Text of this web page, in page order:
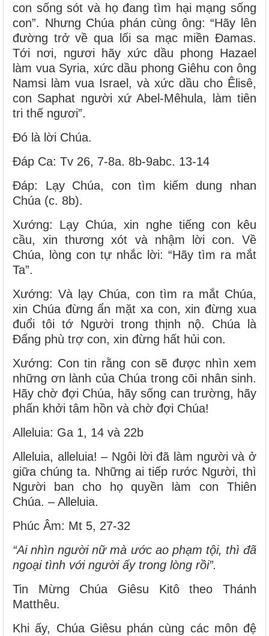
con sống sót và họ đang tìm hại mạng sống
con”. Nhưng Chúa phán cùng ông: “Hãy lên
đường trở về qua lối sa mạc miền Ðamas.
Tới nơi, ngươi hãy xức dầu phong Hazael
làm vua Syria, xức dầu phong Giêhu con ông
Namsi làm vua Israel, và xức dầu cho Êlisê,
con Saphat người xứ Abel-Mêhula, làm tiên
tri thế ngươi”.
Ðó là lời Chúa.
Ðáp Ca: Tv 26, 7-8a. 8b-9abc. 13-14
Ðáp: Lạy Chúa, con tìm kiếm dung nhan
Chúa (c. 8b).
Xướng: Lạy Chúa, xin nghe tiếng con kêu
cầu, xin thương xót và nhậm lời con. Về
Chúa, lòng con tự nhắc lời: “Hãy tìm ra mắt
Ta”.
Xướng: Và lạy Chúa, con tìm ra mắt Chúa,
xin Chúa đừng ẩn mặt xa con, xin đừng xua
đuổi tôi tớ Người trong thịnh nộ. Chúa là
Ðấng phù trợ con, xin đừng hất hủi con.
Xướng: Con tin rằng con sẽ được nhìn xem
những ơn lành của Chúa trong cõi nhân sinh.
Hãy chờ đợi Chúa, hãy sống can trường, hãy
phấn khởi tâm hồn và chờ đợi Chúa!
Alleluia: Ga 1, 14 và 22b
Alleluia, alleluia! – Ngôi lời đã làm người và ở
giữa chúng ta. Những ai tiếp rước Người, thì
Người ban cho họ quyền làm con Thiên
Chúa. – Alleluia.
Phúc Âm: Mt 5, 27-32
“Ai nhìn người nữ mà ước ao phạm tội, thì đã
ngoại tình với người ấy trong lòng rồi”.
Tin Mừng Chúa Giêsu Kitô theo Thánh
Matthêu.
Khi ấy, Chúa Giêsu phán cùng các môn đệ